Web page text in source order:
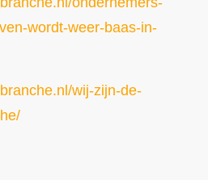
wordt-weer-baas-in-
wij-zijn-de-